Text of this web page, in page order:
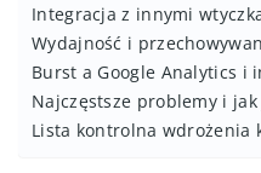
Integracja z innymi
Wydajność i
Burst a Google Analytics i
Najczęstsze problemy i
Lista kontrolna wdrożenia